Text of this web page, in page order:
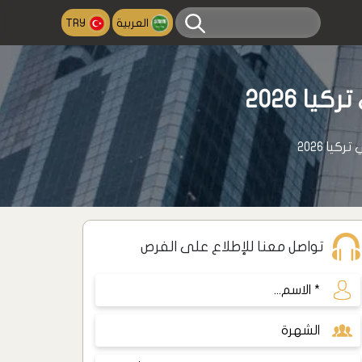
العربية TRY
2026
2026
تواصل معنا للإطلاع على الفرص